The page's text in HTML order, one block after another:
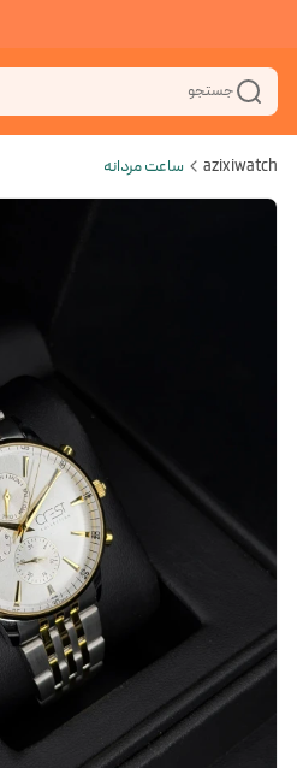
جستجو
azixiwatch ساعت مردانه